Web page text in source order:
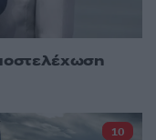
10